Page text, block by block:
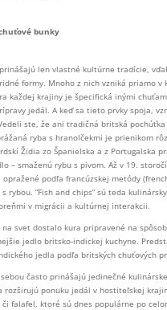
bunky
len vlastné kultúrne tradície,
formy. Mnoho z nich vzniká priamo v
každej krajiny je špecifická inými
jedál. A keď sa tieto prvky spoja,
ste, že ani tradičná britská
ryba s hranolčekmi je prienikom
Židia zo Španielska a z Portugalska
– smaženú rybu s pivom. Až v 19.
opražené podľa francúzskej metódy
rybou. “Fish and chips” sú teda
v migrácii a kultúrnej interakcii.
na svet dostalo kura pripravené na
jedlo britsko-indickej kuchyne.
jedla podľa britských chuťových
často prinášajú jedinečné
rozširujú ponuku jedál v hostiteľskej
falafel, ktoré sú dnes populárne po